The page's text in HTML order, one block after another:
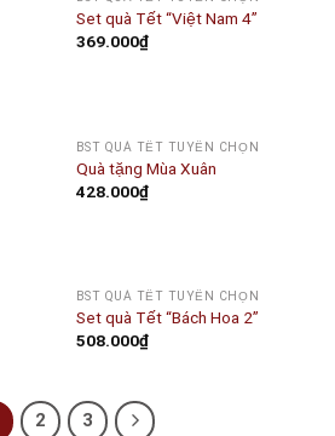
Set quà Tết “Việt Nam 4”
369.000₫
OUT OF STOCK
BST QUÀ TẾT TUYỂN CHỌN
Quà tặng Mùa Xuân
428.000₫
BST QUÀ TẾT TUYỂN CHỌN
Set quà Tết “Bách Hoa 2”
508.000₫
2 3